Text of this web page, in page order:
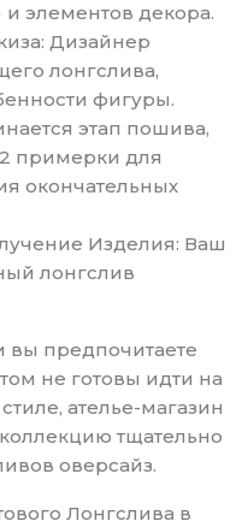
элементов декора.
Дизайнер
лонгслива,
фигуры.
этап пошива,
примерки для
окончательных
Изделия: Ваш
лонгслив
предпочитаете
не готовы идти на
ателье-магазин
тщательно
оверсайз.
Лонгслива в